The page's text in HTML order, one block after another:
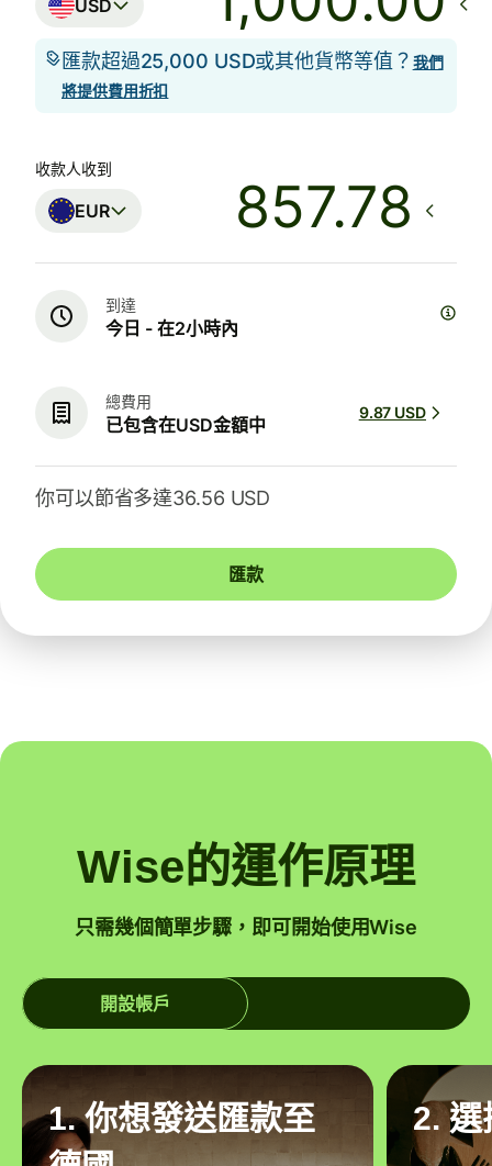
USD
匯款超過25,000 USD或其他貨幣等值？ 我們
將提供費用折扣
收款人收到
EUR
到達
今日 - 在2小時內
總費用
已包含在USD金額中
9.87 USD
你可以節省多達36.56 USD
匯款
Wise的運作原理
只需幾個簡單步驟，即可開始使用Wise
開設帳戶
1. 你想發送匯款至
2. 選